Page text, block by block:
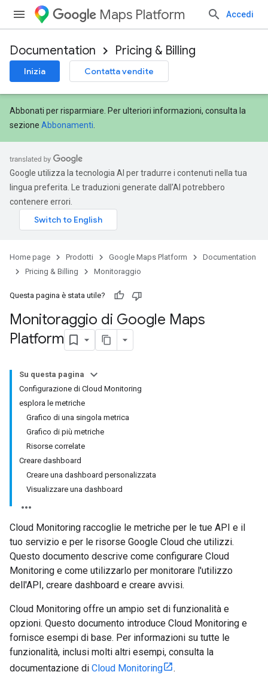
Maps Platform Accedi
Documentation Pricing & Billing
Inizia Contatta vendite
Abbonati per risparmiare. Per ulteriori informazioni, consulta la
sezione Abbonamenti
Google utilizza la tecnologia AI per tradurre i contenuti nella tua
lingua preferita. Le traduzioni generate dall'AI potrebbero
contenere errori.
Home page Prodotti Google Maps Platform
Documentation
Pricing & Billing
Monitoraggio
Questa pagina è stata utile?
Monitoraggio di Google Maps
Platform
Su questa pagina
Configurazione di Cloud Monitoring
esplora le metriche
Grafico di una singola metrica
Grafico di più metriche
Risorse correlate
Creare dashboard
Creare una dashboard personalizzata
Visualizzare una dashboard
Cloud Monitoring raccoglie le metriche per le tue API e il
tuo servizio e per le risorse Google Cloud che utilizzi.
Questo documento descrive come configurare Cloud
Monitoring e come utilizzarlo per monitorare l'utilizzo
dell'API, creare dashboard e creare avvisi.
Cloud Monitoring offre un ampio set di funzionalità e
opzioni. Questo documento introduce Cloud Monitoring e
fornisce esempi di base. Per informazioni su tutte le
funzionalità, inclusi molti altri esempi, consulta la
documentazione di Cloud Monitoring .